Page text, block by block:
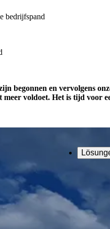
bedrijfspand
begonnen en vervolgens
voldoet. Het is tijd voor